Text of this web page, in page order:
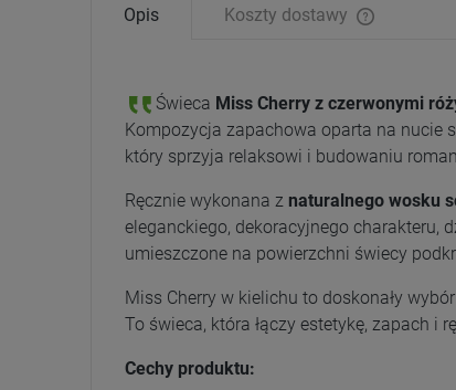
Opis Koszty dostawy
Świeca Miss Cherry z czerwonymi
Kompozycja zapachowa oparta na nucie
który sprzyja relaksowi i budowaniu
Ręcznie wykonana z naturalnego wosku
eleganckiego, dekoracyjnego charakteru,
umieszczone na powierzchni świecy
Miss Cherry w kielichu to doskonały
To świeca, która łączy estetykę, zapach i
Cechy produktu: